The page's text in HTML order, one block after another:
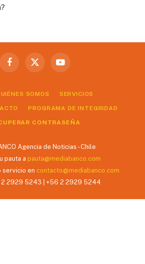
Facebook
X
YouTube
SOMOS SERVICIOS
PROGRAMA DE INTEGRIDAD
CONTRASEÑA
Agencia de Noticias - Chile
pauta a pauta@mediabanco.com
servicio en contacto@mediabanco.com
2 2929 5243 | +56 2 2929 5244